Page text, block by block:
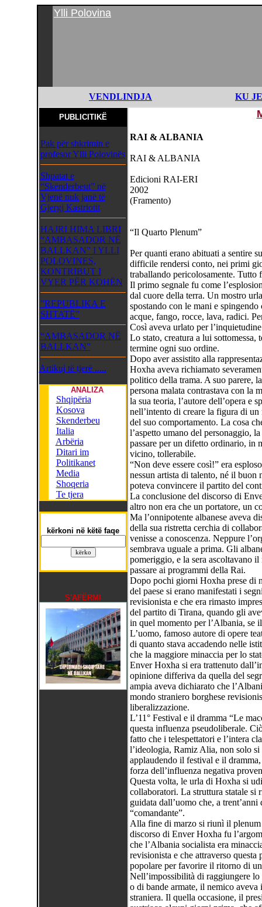
Ylli Polovina
VENDLINDJA KU
PUBLICITIKË
Pak për shkrimin e
profesor Ylli Polovinës
Shpatat e
“Skënderbeut” në
Vjenë nuk janë të
Gjergj Kastriotit
HAJRI HIMA LIBRI
“AMBASADOR NË
BALLKAN” I YLLI
POLOVINES,
KONTRIBUT I
VYER PËR KOHËN
”REPUBLIKA E
SHTATË”
“AMBASADOR NË
BALLKAN”
Artikuj të tjerë .....
ANALIZA
Shqipëria
Kosova
Skenderbeu
Italia
Arbëria
Ditari im
Politikanet
Media
Shoqeria
Te tjera
kërkoni në këtë faqe
S'AFËRMI
RAI & ALBANIA
RAI & ALBANIA
Edicioni RAI-ERI
2002
(Framento)
“Il Quarto Plenum”
Per quanti erano abituati a sentire
difficile rendersi conto, nei primi
traballando pericolosamente. Tutto
Il primo segnale fu come
dal cuore della terra. Un mostro
spostando con le mani e spingendo
acque, fango, rocce, lava, radici.
Così aveva urlato per
Lo stato, creatura a lui sottomessa,
termine ogni suo ordine.
Dopo aver assistito alla
Hoxha aveva richiamato
politico della trama. A suo parere,
persona malata contrastava con la
la sua teoria, l’autore dell’opera e
nell’intento di creare la figura di
del suo comportamento. La cosa
l’aspetto umano del personaggio,
passare per un difetto ordinario, in
vicino, tollerabile.
“Non deve essere così!” era
nessun artista di talento, né il buon
poteva convincere il partito del
La conclusione del discorso di
altro non era che un portatore, un
Ma l’onnipotente albanese aveva
della sua ristretta cerchia di
venisse a conoscenza. Neppure
sembrava uguale a prima. Gli
pomeriggio, e la sera ascoltavano
passare ai programmi della Rai.
Dopo pochi giorni Hoxha prese di
del paese si erano manifestati i
revisionista e che era rimasto
del partito di Tirana, quando gli
in quel momento per l’Albania, se
L’uomo, famoso autore di opere
di quanto stava accadendo nelle
che la maggiore minaccia per lo
Enver Hoxha si era trattenuto
opinione differiva da quella del
ampia aveva dichiarato che
mondo straniero borghese
liberalizzazione.
L’11° Festival e il dramma “Le
questa influenza pseudoliberale.
fatto che i telespettatori e l’intera
l’ideologia, Ramiz Alia, non solo si
applaudendo il festival e il
forza dell’influenza negativa
Questa volta, le urla di Hoxha si
collaboratori. La struttura statale si
guidata dall’uomo che, a
“comandante”.
Alla fine di marzo si riunì il
discorso di Enver Hoxha fu
che l’Albania socialista era
revisionista e che attraverso
popolare per favorire il ritorno di
Nell’impossibilità di raggiungere
o di bande armate, il nemico
straniera. Il quella occasione, il